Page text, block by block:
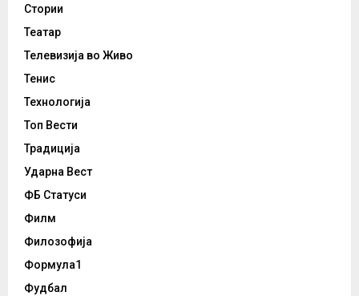
Стории
Театар
Телевизија во Живо
Тенис
Технологија
Топ Вести
Традиција
Ударна Вест
ФБ Статуси
Филм
Филозофија
Формула1
Фудбал